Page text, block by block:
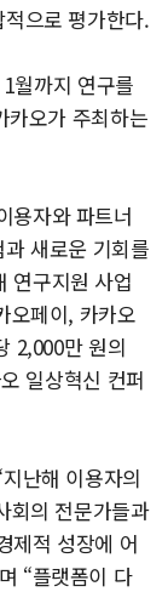
으로 평가한다.
월까지 연구를
카오가 주최하는
용자와 파트너
새로운 기회를
연구지원 사업
오페이, 카카오
2,000만 원의
일상혁신 컨퍼
난해 이용자의
회의 전문가들과
제적 성장에 어
“플랫폼이 다